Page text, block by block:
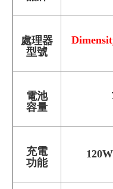
處理器
型號
電池
容量
充電
功能